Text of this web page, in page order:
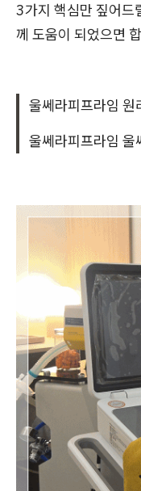
3가지 핵심만 짚어드
께 도움이 되었으면
울쎄라피프라임 원
울쎄라피프라임 울